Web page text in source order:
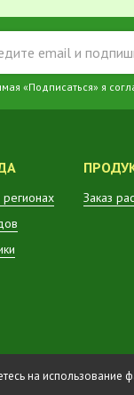
«Подписаться» я
Заказ
на использование